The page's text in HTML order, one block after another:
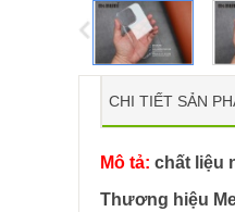
CHI TIẾT SẢN
Mô tả: chất liệu
Thương hiệu